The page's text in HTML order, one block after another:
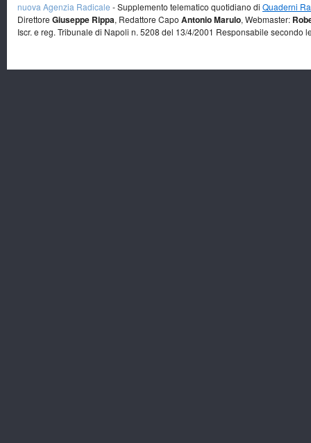
nuova Agenzia Radicale - Supplemento telematico quotidiano di Quaderni
Direttore Giuseppe Rippa, Redattore Capo Antonio Marulo, Webmaster:
Iscr. e reg. Tribunale di Napoli n. 5208 del 13/4/2001 Responsabile secondo